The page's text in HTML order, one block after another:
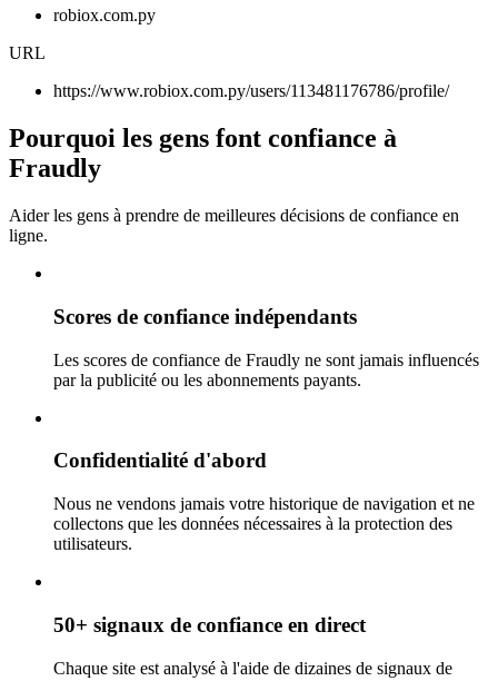
robiox.com.py
URL
https://www.robiox.com.py/users/113481176786/profile/
Pourquoi les gens font confiance à
Fraudly
Aider les gens à prendre de meilleures décisions de confiance en
ligne.
Scores de confiance indépendants
Les scores de confiance de Fraudly ne sont jamais influencés
par la publicité ou les abonnements payants.
Confidentialité d'abord
Nous ne vendons jamais votre historique de navigation et ne
collectons que les données nécessaires à la protection des
utilisateurs.
50+ signaux de confiance en direct
Chaque site est analysé à l'aide de dizaines de signaux de